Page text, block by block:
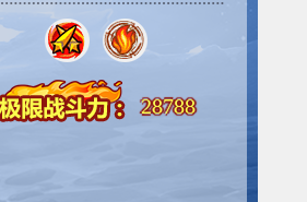
28788